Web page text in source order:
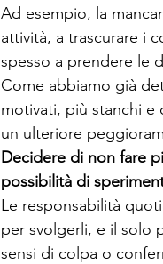
Ad esempio, la
attività, a trascurare i
spesso a prendere le
Come abbiamo già
motivati, più stanchi e
un ulteriore
Decidere di non fare
possibilità di
Le responsabilità
per svolgerli, e il solo
sensi di colpa o